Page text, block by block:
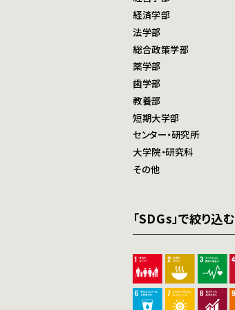
経済学部
法学部
総合政策学部
薬学部
歯学部
教養部
短期大学部
センター・研究所
大学院・研究科
その他
「SDGs」で絞り込む